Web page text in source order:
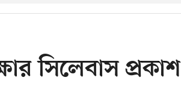
সিলেবাস প্রকাশ